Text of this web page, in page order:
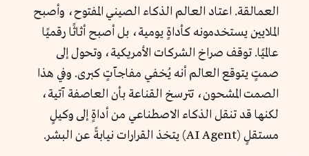
العمالقة. اعتاد العالم الذكاء الصيني المفتوح، وأصبح
الملايين يستخدمونه كأداةٍ يومية، بل أصبح أثاثًا رقميًا
عالميًا. توقف صراخ الشركات الأمريكية، وتحول إلى
صمتٍ يتوقع العالم أنه يُخفي مفاجآتٍ كبرى. وفي هذا
الصمت المشحون، تترسخ القناعة بأن العاصفة آتية،
لكنها قد تنقل الذكاء الاصطناعي من أداةٍ إلى وكيلٍ
مستقلٍ (AI Agent) يتخذ القرارات نيابةً عن البشر.